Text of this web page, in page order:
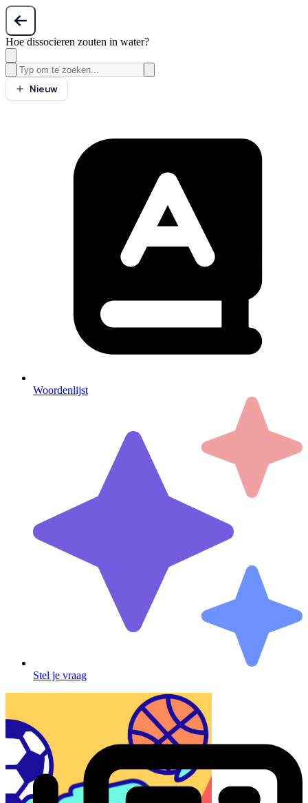
Hoe dissocieren zouten in water?
Nieuw
Woordenlijst
Stel je vraag